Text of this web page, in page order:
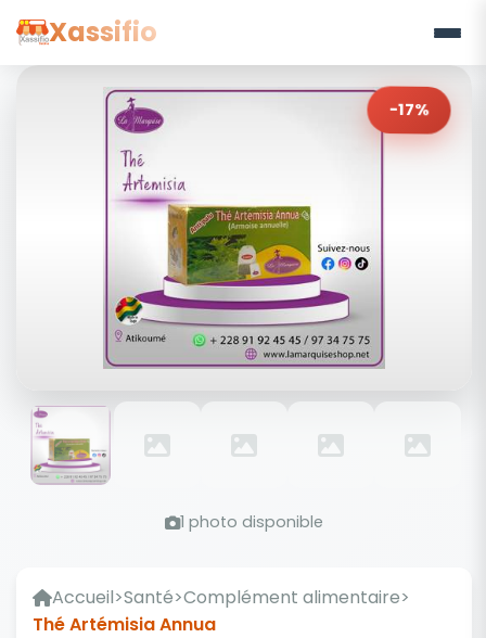
Xassifio
-17%
1 photo disponible
Accueil>Santé>Complément alimentaire>
Thé Artémisia Annua